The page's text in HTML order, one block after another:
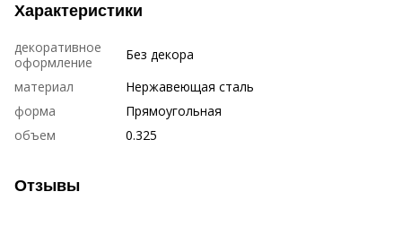
Характеристики
декоративное
оформление
Без декора
материал
Нержавеющая сталь
форма
Прямоугольная
объем
0.325
Отзывы